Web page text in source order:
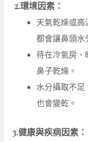
2.環境因素：
天氣乾燥或
都會讓鼻頭水
待在冷氣房、
鼻子乾燥。
水分攝取不足
也會變乾。
3.健康與疾病因素：